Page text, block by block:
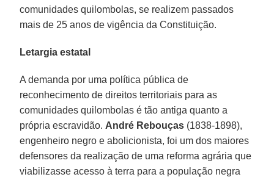
comunidades quilombolas, se realizem passados
mais de 25 anos de vigência da Constituição.
Letargia estatal
A demanda por uma política pública de
reconhecimento de direitos territoriais para as
comunidades quilombolas é tão antiga quanto a
própria escravidão. André Rebouças (1838-1898),
engenheiro negro e abolicionista, foi um dos maiores
defensores da realização de uma reforma agrária que
viabilizasse acesso à terra para a população negra